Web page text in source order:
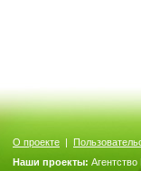
О проекте |
Наши проекты: